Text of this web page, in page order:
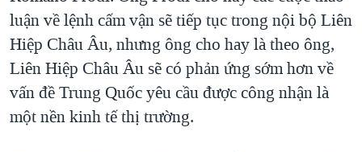
NGƯ DÂN VIỆT VÀ LÀN SÓNG TRỘM HẢI SÂM
BÊN KIA QUỐC LỘ: TIẾNG VỌNG TỪ NÔNG THÔN MỸ
QUAN HỆ VIỆT MỸ
luận về lệnh cấm vận sẽ tiếp tục trong nội bộ Liên
Hiệp Châu Âu, nhưng ông cho hay là theo ông,
Liên Hiệp Châu Âu sẽ có phản ứng sớm hơn về
vấn đề Trung Quốc yêu cầu được công nhận là
một nền kinh tế thị trường.